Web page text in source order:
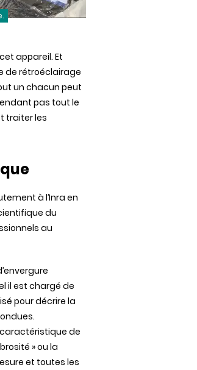
appareil. Et
de rétroéclairage
un chacun peut
pas tout le
traiter les
à l’Inra en
du
au
il est chargé de
pour décrire la
de
» ou la
et toutes les